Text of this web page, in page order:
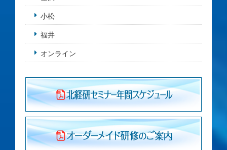
小松
福井
オンライン